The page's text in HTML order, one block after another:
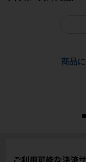
参考価格
149mm(実寸）
商品